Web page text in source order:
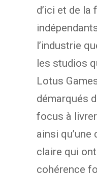
d’ici et de
l’industrie
les studios
Lotus
démarqués
focus à
ainsi
claire qui
cohérence